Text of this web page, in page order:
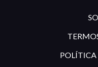
POLÍTICA